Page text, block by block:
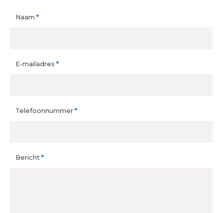
Naam *
E-mailadres *
Telefoonnummer *
Bericht *